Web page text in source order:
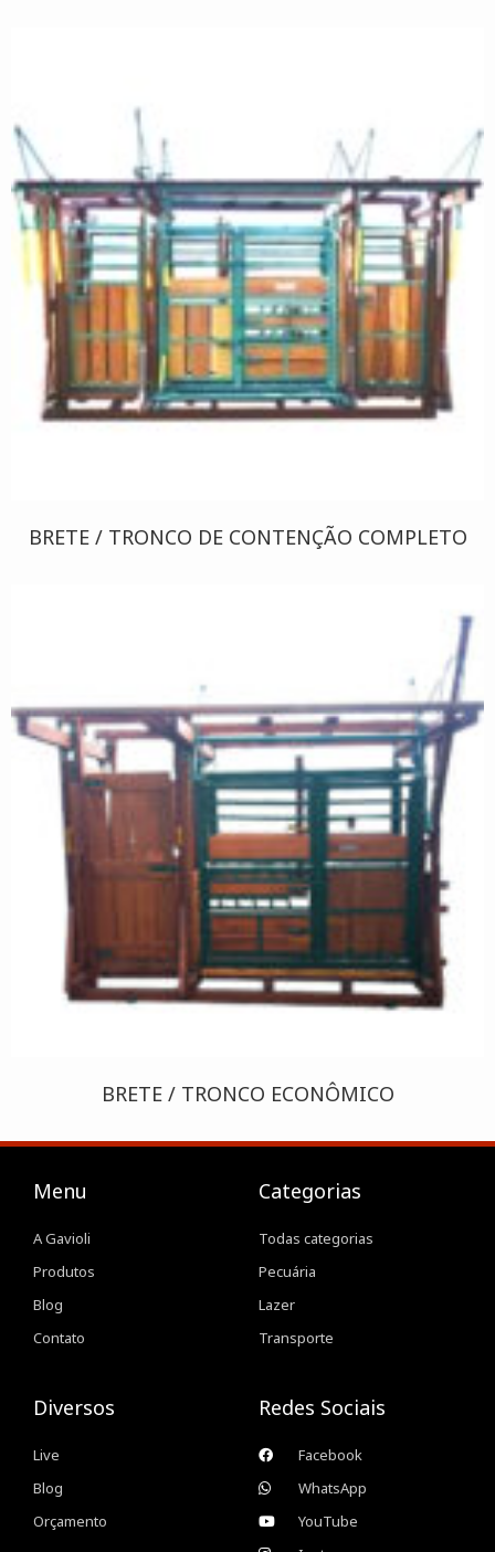
BRETE / TRONCO DE CONTENÇÃO COMPLETO
BRETE / TRONCO ECONÔMICO
Menu
A Gavioli
Produtos
Blog
Contato
Categorias
Todas categorias
Pecuária
Lazer
Transporte
Diversos
Live
Blog
Orçamento
Redes Sociais
Facebook
WhatsApp
YouTube